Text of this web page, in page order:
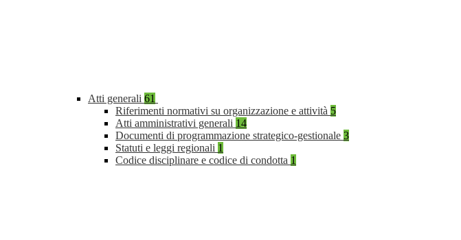
Atti generali 61
Riferimenti normativi su organizzazione e attività 5
Atti amministrativi generali 14
Documenti di programmazione strategico-gestionale 3
Statuti e leggi regionali 1
Codice disciplinare e codice di condotta 1